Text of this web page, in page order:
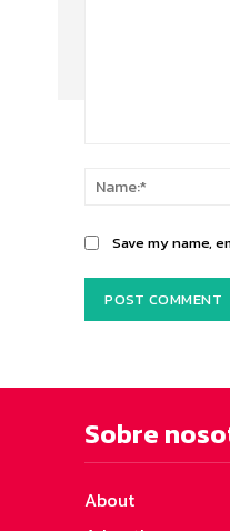
Save my name,
Sobre
About